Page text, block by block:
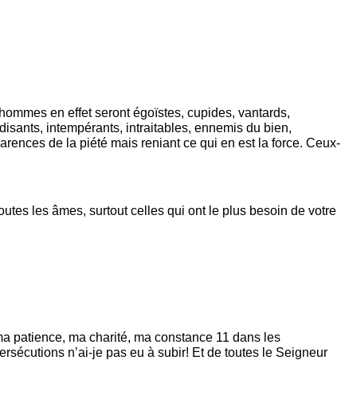
en effet seront égoïstes, cupides, vantards,
intempérants, intraitables, ennemis du bien,
de la piété mais reniant ce qui en est la force. Ceux-
les âmes, surtout celles qui ont le plus besoin de votre
patience, ma charité, ma constance 11 dans les
n’ai-je pas eu à subir! Et de toutes le Seigneur